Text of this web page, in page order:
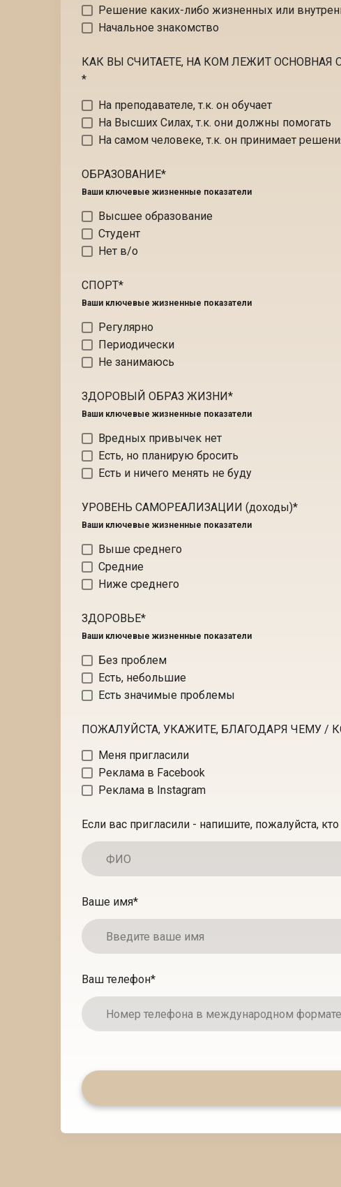
Решение каких-либо жизненных или
Начальное знакомство
КАК ВЫ СЧИТАЕТЕ, НА КОМ ЛЕЖИТ ОСНОВНАЯ
*
На преподавателе, т.к. он обучает
На Высших Силах, т.к. они должны помогать
На самом человеке, т.к. он принимает
ОБРАЗОВАНИЕ*
Ваши ключевые жизненные показатели
Высшее образование
Студент
Нет в/о
СПОРТ*
Ваши ключевые жизненные показатели
Регулярно
Периодически
Не занимаюсь
ЗДОРОВЫЙ ОБРАЗ ЖИЗНИ*
Ваши ключевые жизненные показатели
Вредных привычек нет
Есть, но планирую бросить
Есть и ничего менять не буду
УРОВЕНЬ САМОРЕАЛИЗАЦИИ (доходы)*
Ваши ключевые жизненные показатели
Выше среднего
Средние
Ниже среднего
ЗДОРОВЬЕ*
Ваши ключевые жизненные показатели
Без проблем
Есть, небольшие
Есть значимые проблемы
ПОЖАЛУЙСТА, УКАЖИТЕ, БЛАГОДАРЯ ЧЕМУ /
Меня пригласили
Реклама в Facebook
Реклама в Instagram
Если вас пригласили - напишите, пожалуйста, кто
Ваше имя*
Ваш телефон*